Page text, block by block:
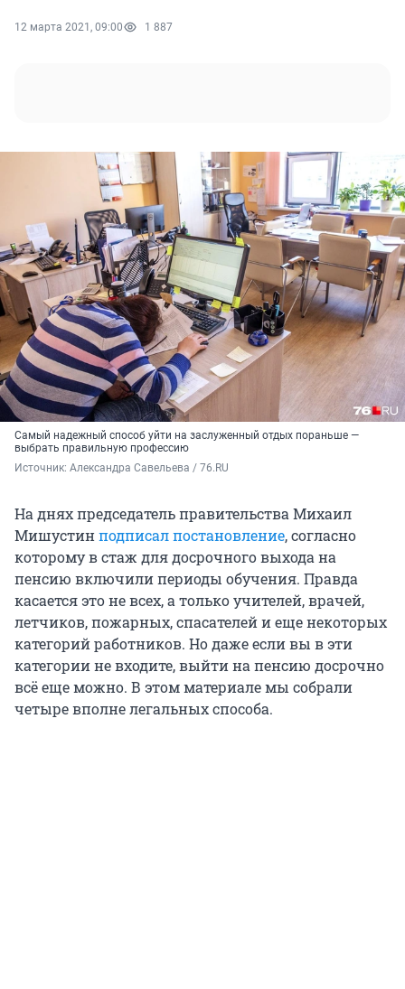
12 марта 2021, 09:00 1 887
Самый надежный способ уйти на заслуженный отдых пораньше —
выбрать правильную профессию
Источник: Александра Савельева / 76.RU
На днях председатель правительства Михаил
Мишустинподписал постановление, согласно
которому в стаж для досрочного выхода на
пенсию включили периоды обучения. Правда
касается это не всех, а только учителей, врачей,
летчиков, пожарных, спасателей и еще некоторых
категорий работников. Но даже если вы в эти
категории не входите, выйти на пенсию досрочно
всё еще можно. В этом материале мы собрали
четыре вполне легальных способа.